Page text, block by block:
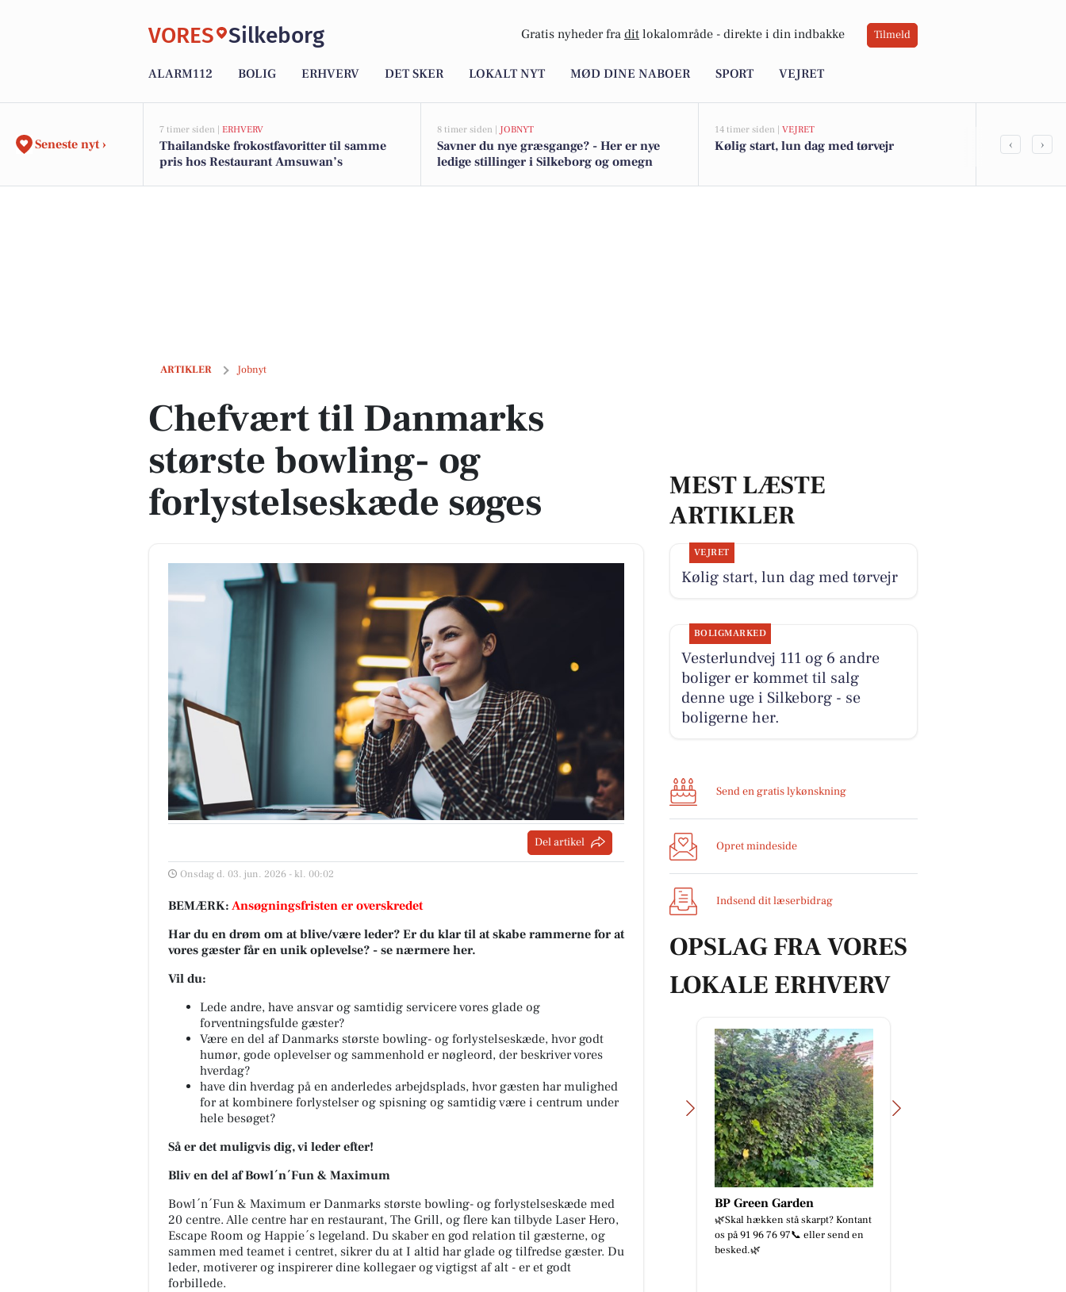
VORES Silkeborg Gratis nyheder fra dit lokalområde - direkte i din indbakke Tilmeld
ALARM112 BOLIG ERHVERV DET SKER LOKALT NYT MØD DINE NABOER SPORT VEJRET
Seneste nyt ›
7 timer siden | ERHVERV
Thailandske frokostfavoritter til samme
pris hos Restaurant Amsuwan’s
8 timer siden | JOBNYT
Savner du nye græsgange? - Her er nye
ledige stillinger i Silkeborg og omegn
14 timer siden | VEJRET
Kølig start, lun dag med tørvejr
Atami
‹ ›
ARTIKLER Jobnyt
Chefvært til Danmarks største bowling- og forlystelseskæde søges
Chefvært til Danmarks
største bowling- og
forlystelseskæde søges
Del artikel
Onsdag d. 03. jun. 2026 - kl. 00:02
BEMÆRK: Ansøgningsfristen er overskredet
Har du en drøm om at blive/være leder? Er du klar til at skabe rammerne for at
vores gæster får en unik oplevelse? - se nærmere her.
Vil du:
Lede andre, have ansvar og samtidig servicere vores glade og
forventningsfulde gæster?
Være en del af Danmarks største bowling- og forlystelseskæde, hvor godt
humør, gode oplevelser og sammenhold er nøgleord, der beskriver vores
hverdag?
have din hverdag på en anderledes arbejdsplads, hvor gæsten har mulighed
for at kombinere forlystelser og spisning og samtidig være i centrum under
hele besøget?
Så er det muligvis dig, vi leder efter!
Bliv en del af Bowl´n´Fun & Maximum
Bowl´n´Fun & Maximum er Danmarks største bowling- og forlystelseskæde med
20 centre. Alle centre har en restaurant, The Grill, og flere kan tilbyde Laser Hero,
Escape Room og Happie´s legeland. Du skaber en god relation til gæsterne, og
sammen med teamet i centret, sikrer du at I altid har glade og tilfredse gæster. Du
leder, motiverer og inspirerer dine kollegaer og vigtigst af alt - er et godt
forbillede.
MEST LÆSTE
ARTIKLER
VEJRET
Kølig start, lun dag med tørvejr
BOLIGMARKED
Vesterlundvej 111 og 6 andre
boliger er kommet til salg
denne uge i Silkeborg - se
boligerne her.
Send en gratis lykønskning
Opret mindeside
Indsend dit læserbidrag
OPSLAG FRA VORES
LOKALE ERHVERV
FOA Silkeborg-
Skanderborg
KONKURRENCE FOR DAGPLEJERE
Dagplejere har hver dag masser af
gode idéer, kreative løsninger og
små tricks, der får hverdagen...
Skyttehusets Outdoor
Camp
Lige nu er vi igang med at få skiftet
transformator station. Outdoor
camp giver lige pludselig mening.
BP Green Garden
🌿Skal hækken stå skarpt? Kontant
os på 91 96 76 97📞 eller send en
besked.🌿